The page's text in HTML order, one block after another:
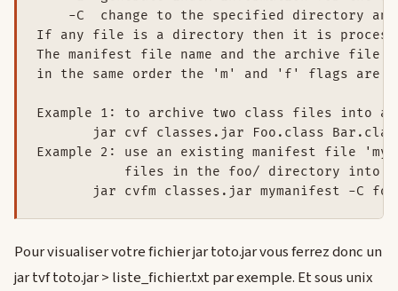
-C  change to the specified directory
If any file is a directory then it is
The manifest file name and the archive file
in the same order the 'm' and 'f' flags are
Example 1: to archive two class files into
jar cvf classes.jar Foo.class
Example 2: use an existing manifest file
files in the foo/ directory into
Pour visualiser votre fichier jar toto.jar vous ferrez donc un
jar tvf toto.jar > liste_fichier.txt par exemple. Et sous unix